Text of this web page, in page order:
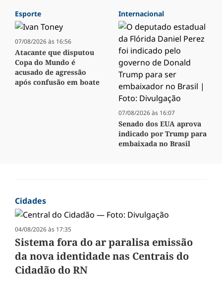
Esporte
07/08/2026 às 16:56
Atacante que disputou
Copa do Mundo é
acusado de agressão
após confusão em boate
Internacional
07/08/2026 às 16:07
Senado dos EUA aprova
indicado por Trump para
embaixada no Brasil
Cidades
04/08/2026 às 17:35
Sistema fora do ar paralisa emissão
da nova identidade nas Centrais do
Cidadão do RN